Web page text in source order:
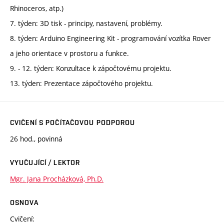
Rhinoceros, atp.)
7. týden: 3D tisk - principy, nastavení, problémy.
8. týden: Arduino Engineering Kit - programování vozítka Rover
a jeho orientace v prostoru a funkce.
9. - 12. týden: Konzultace k zápočtovému projektu.
13. týden: Prezentace zápočtového projektu.
CVIČENÍ S POČÍTAČOVOU PODPOROU
26 hod., povinná
VYUČUJÍCÍ / LEKTOR
Mgr. Jana Procházková, Ph.D.
OSNOVA
Cvičení: